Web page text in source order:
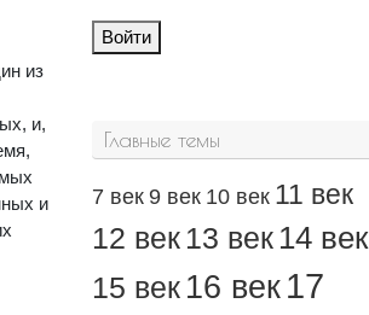
из
и,
и
Войти
Главные темы
7 век9 век 10 век 11 век
12 век 13 век 14 век
15 век 16 век17